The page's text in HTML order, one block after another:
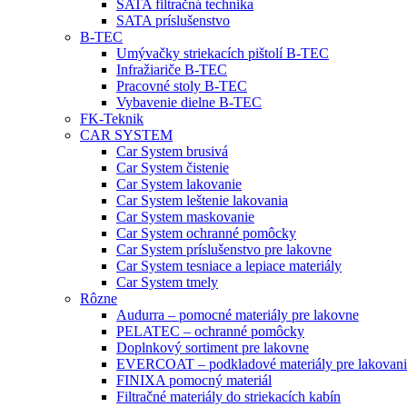
SATA filtračná technika
SATA príslušenstvo
B-TEC
Umývačky striekacích pištolí B-TEC
Infražiariče B-TEC
Pracovné stoly B-TEC
Vybavenie dielne B-TEC
FK-Teknik
CAR SYSTEM
Car System brusivá
Car System čistenie
Car System lakovanie
Car System leštenie lakovania
Car System maskovanie
Car System ochranné pomôcky
Car System príslušenstvo pre lakovne
Car System tesniace a lepiace materiály
Car System tmely
Rôzne
Audurra – pomocné materiály pre lakovne
PELATEC – ochranné pomôcky
Doplnkový sortiment pre lakovne
EVERCOAT – podkladové materiály pre
FINIXA pomocný materiál
Filtračné materiály do striekacích kabín